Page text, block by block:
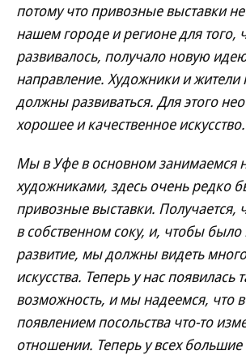
потому что привозные выставки
нашем городе и регионе для того,
развивалось, получало новую
направление. Художники и жители
должны развиваться. Для этого
хорошее и качественное искусство.
Мы в Уфе в основном занимаемся
художниками, здесь очень редко
привозные выставки. Получается,
в собственном соку, и, чтобы было
развитие, мы должны видеть
искусства. Теперь у нас появилась
возможность, и мы надеемся, что
появлением посольства что-то
отношении. Теперь у всех